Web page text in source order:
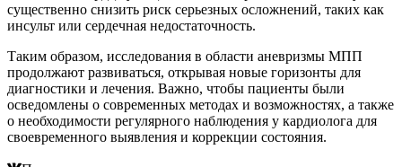
существенно снизить риск серьезных осложнений, таких как
инсульт или сердечная недостаточность.
Таким образом, исследования в области аневризмы МПП
продолжают развиваться, открывая новые горизонты для
диагностики и лечения. Важно, чтобы пациенты были
осведомлены о современных методах и возможностях, а также
о необходимости регулярного наблюдения у кардиолога для
своевременного выявления и коррекции состояния.